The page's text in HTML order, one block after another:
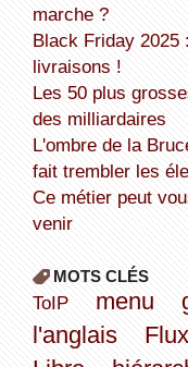
marche ?
Black Friday 2025 : records de ventes, chaos de
livraisons !
Les 50 plus grosses fortunes de France sont tous
des milliardaires
L'ombre de la Brucellose : Comment une bactérie
fait trembler les
Ce métier peut vous rendre riche dans les années à
venir
MOTS CLÉS
ToIP menu
l'anglais
Flux